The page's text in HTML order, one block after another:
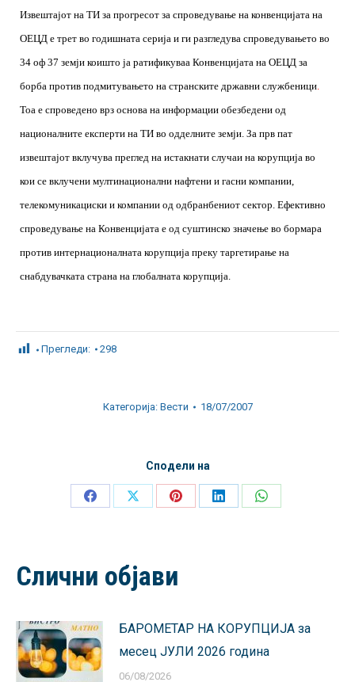
Извештајот на ТИ за прогресот за спроведување на конвенцијата на
ОЕЦД е трет во годишната серија и ги разгледува спроведувањето во
34 оф 37 земји коишто ја ратификуваа Конвенцијата на ОЕЦД за
борба против подмитувањето на странските државни службеници.
Тоа е спроведено врз основа на информации обезбедени од
националните експерти на ТИ во одделните земји. За прв пат
извештајот вклучува преглед на истакнати случаи на корупција во
кои се вклучени мултинационални нафтени и гасни компании,
телекомуникациски и компании од одбранбениот сектор. Ефективно
спроведување на Конвенцијата е од суштинско значење во бормара
против интернационалната корупција преку таргетирање на
снабдувачката страна на глобалната корупција.
Прегледи: 298
Категорија: Вести 18/07/2007
Сподели на
Share
Share
Share
Share
Share
Слични објави
БАРОМЕТАР НА КОРУПЦИЈА за
месец ЈУЛИ 2026 година
06/08/2026